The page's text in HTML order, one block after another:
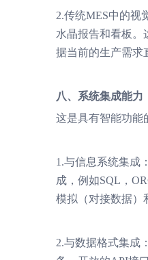
2.传统MES中的视
水晶报告和看板。
据当前的生产需求
八、系统集成能力
这是具有智能功能
1.与信息系统集成
成，例如SQL，
模拟（对接数据）
2.与数据格式集成